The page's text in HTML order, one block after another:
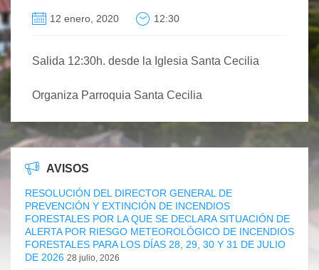
12 enero, 2020 12:30
Salida 12:30h. desde la Iglesia Santa Cecilia
Organiza Parroquia Santa Cecilia
AVISOS
RESOLUCIÓN DEL DIRECTOR GENERAL DE
PREVENCIÓN Y EXTINCIÓN DE INCENDIOS
FORESTALES POR LA QUE SE DECLARA SITUACIÓN DE
ALERTA POR RIESGO METEOROLÓGICO DE INCENDIOS
FORESTALES PARA LOS DÍAS 28, 29, 30 Y 31 DE JULIO
DE 2026 28 julio, 2026